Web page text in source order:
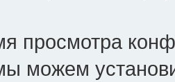
просмотра
можем